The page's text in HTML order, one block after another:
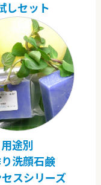
しセット
用途別
洗顔石鹸
スシリーズ